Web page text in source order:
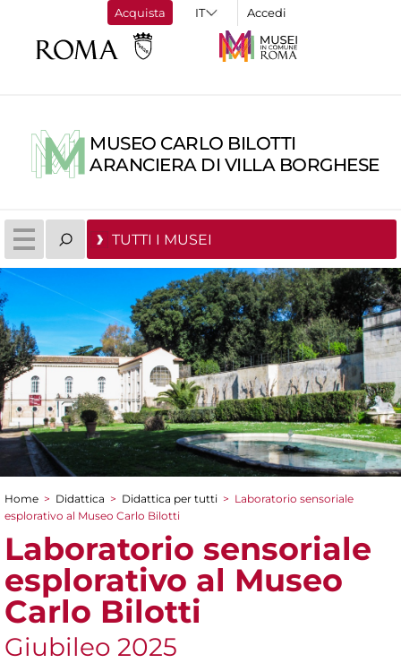
Acquista Accedi
MUSEO CARLO BILOTTI
ARANCIERA DI VILLA BORGHESE
TUTTI I MUSEI
Tu sei qui
Home > Didattica > Didattica per tutti > Laboratorio sensoriale
esplorativo al Museo Carlo Bilotti
Laboratorio sensoriale
esplorativo al Museo
Carlo Bilotti
Giubileo 2025